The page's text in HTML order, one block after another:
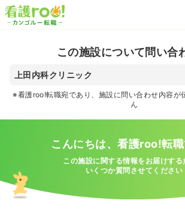
この施設について問い合
上田内科クリニック
※看護roo!転職宛であり、施設に問い合わせ内容が
ん
こんにちは、看護roo!転職
この施設に関する情報をお届けする
いくつか質問させてください